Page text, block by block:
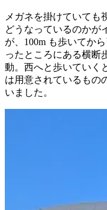
メガネを掛けていても
どうなっているのかが
が、100m も歩いてか
ったところにある横断
動。西へと歩いていく
は用意されているもの
いました。